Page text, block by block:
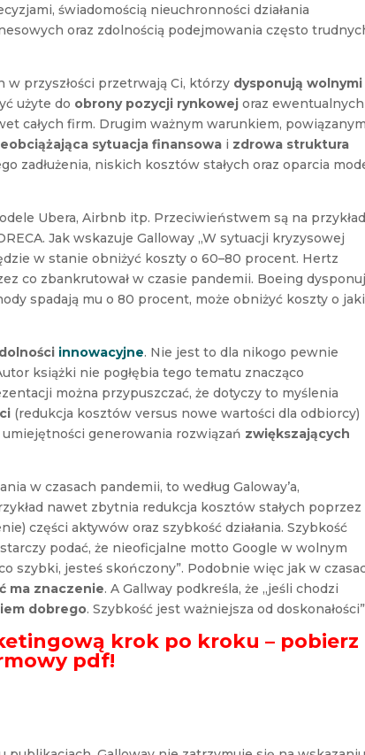
świadomością nieuchronności działania
oraz zdolnością podejmowania często
przyszłości przetrwają Ci, którzy dysponują wolnymi
użyte do obrony pozycji rynkowejoraz ewentualnych
całych firm. Drugim ważnym warunkiem, powiązanym
sytuacja finansowa i zdrowa struktura
zadłużenia, niskich kosztów stałych oraz oparcia
Ubera, Airbnb itp. Przeciwieństwem są na przykład
Jak wskazuje Galloway „W sytuacji kryzysowej
w stanie obniżyć koszty o 60–80 procent. Hertz
co zbankrutował w czasie pandemii. Boeing
spadają mu o 80 procent, może obniżyć koszty o
innowacyjne. Nie jest to dla nikogo pewnie
książki nie pogłębia tego tematu znacząco
można przypuszczać, że dotyczy to myślenia
(redukcja kosztów versus nowe wartości dla odbiorcy)
umiejętności generowania rozwiązań zwiększających
w czasach pandemii, to według Galoway’a,
nawet zbytnia redukcja kosztów stałych poprzez
części aktywów oraz szybkość działania. Szybkość
podać, że nieoficjalne motto Google w wolnym
szybki, jesteś skończony”. Podobnie więc jak w
ma znaczenie. A Gallway podkreśla, że „jeśli chodzi
dobrego. Szybkość jest ważniejsza od
krok po kroku – pobierz
pdf!